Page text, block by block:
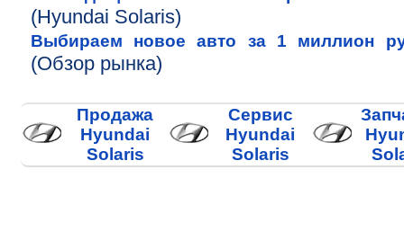
(Hyundai Solaris)
Выбираем новое авто за 1 миллион
(Обзор рынка)
Продажа
Hyundai
Solaris
Сервис
Hyundai
Solaris